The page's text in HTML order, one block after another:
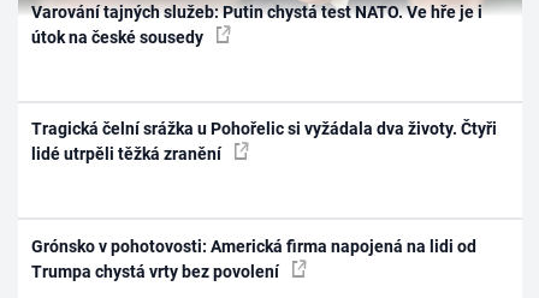
Varování tajných služeb: Putin chystá test NATO. Ve hře je i
útok na české sousedy
Tragická čelní srážka u Pohořelic si vyžádala dva životy. Čtyři
lidé utrpěli těžká zranění
Grónsko v pohotovosti: Americká firma napojená na lidi od
Trumpa chystá vrty bez povolení